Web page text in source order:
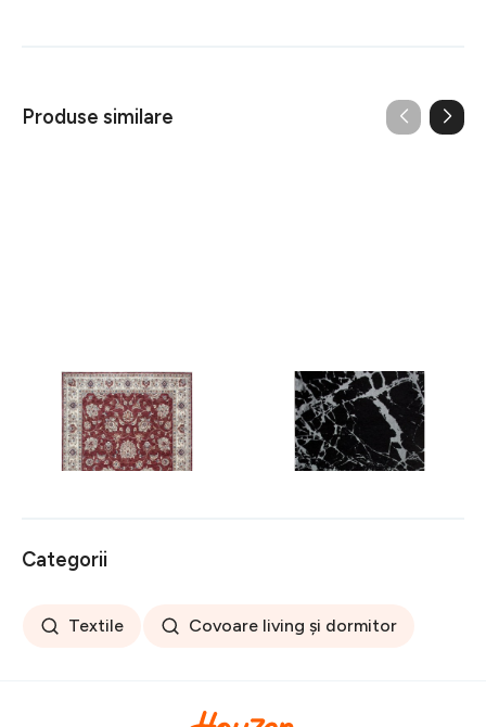
Produse similare
Covor rezistent Eko, ALT
05 - Red, Ivory, 100%
poliester, 80 x 150 cm
256 lei
Covor rezistent SM 21 -
Black, Silver XW, 80x300
441 lei
Categorii
Textile Covoare living și dormitor